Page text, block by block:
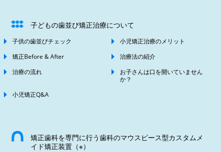
子どもの歯並び矯正治療について
子供の歯並びチェック
小児矯正治療のメリット
矯正Before & After
治療法の紹介
治療の流れ
お子さんは口を開いていません
か？
小児矯正Q&A
矯正歯科を専門に行う歯科のマウスピース型カスタムメ
イド矯正装置（※）